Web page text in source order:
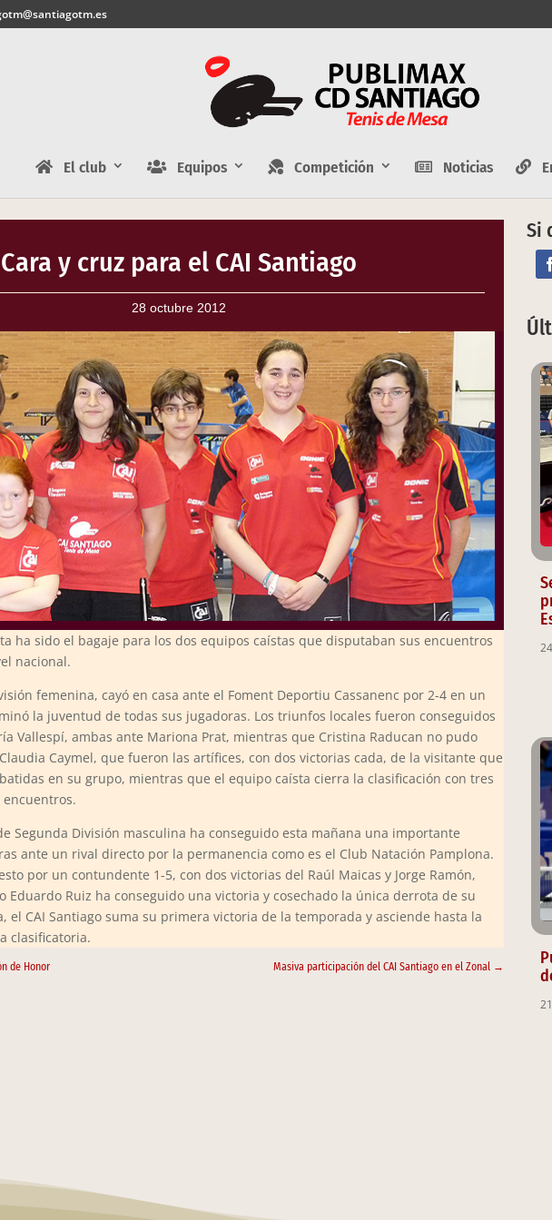
El club Equipos Competición Noticias
Cara y cruz para el CAI Santiago
28 octubre 2012
ha sido el bagaje para los dos equipos caístas que disputaban sus encuentros
nacional.
femenina, cayó en casa ante el Foment Deportiu Cassanenc por 2-4 en un
la juventud de todas sus jugadoras. Los triunfos locales fueron conseguidos
Vallespí, ambas ante Mariona Prat, mientras que Cristina Raducan no pudo
Caymel, que fueron las artífices, con dos victorias cada, de la visitante que
en su grupo, mientras que el equipo caísta cierra la clasificación con tres
Segunda División masculina ha conseguido esta mañana una importante
ante un rival directo por la permanencia como es el Club Natación Pamplona.
por un contundente 1-5, con dos victorias del Raúl Maicas y Jorge Ramón,
Eduardo Ruiz ha conseguido una victoria y cosechado la única derrota de su
el CAI Santiago suma su primera victoria de la temporada y asciende hasta la
clasificatoria.
de Honor Masiva participación del CAI Santiago en el Zonal →
Si